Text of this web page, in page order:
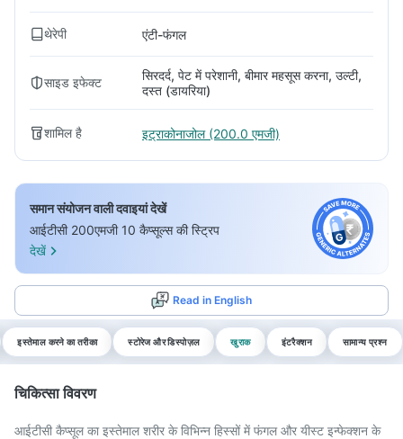
थेरेपी एंटी-फंगल
साइड इफेक्ट
सिरदर्द, पेट में परेशानी, बीमार महसूस करना, उल्टी,
दस्त (डायरिया)
शामिल है इट्राकोनाजोल (200.0 एमजी)
समान संयोजन वाली दवाइयां देखें
आईटीसी 200एमजी 10 कैप्सूल्स की स्ट्रिप
देखें
Read in English
इस्तेमाल करने का तरीका स्टोरेज और डिस्पोज़ल खुराक इंटरैक्शन सामान्य प्रश्न
चिकित्सा विवरण
आईटीसी कैप्सूल का इस्तेमाल शरीर के विभिन्न हिस्सों में फंगल और यीस्ट इन्फेक्शन के